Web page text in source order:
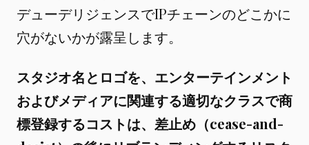
デューデリジェンスでIPチェーンのどこかに
穴がないかが露呈します。
スタジオ名とロゴを、エンターテインメント
およびメディアに関連する適切なクラスで商
標登録するコストは、差止め（cease-and-